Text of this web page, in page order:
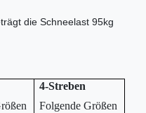
die Schneelast 95kg
4-Streben
Folgende Größen